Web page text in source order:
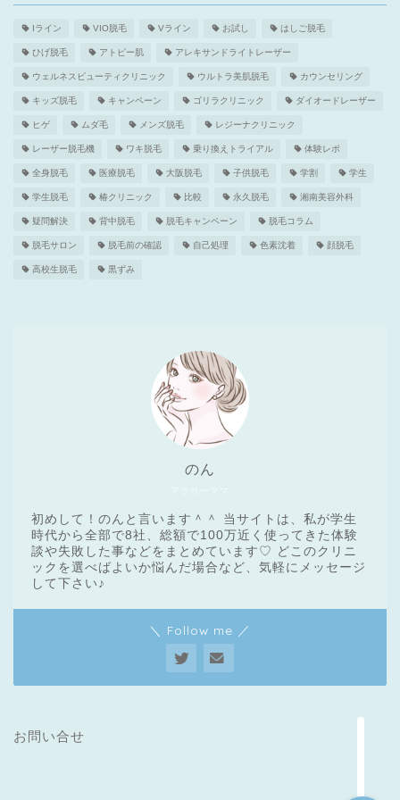
Iライン VIO脱毛 Vライン お試し はしご脱毛
ひげ脱毛 アトピー肌 アレキサンドライトレーザー
ウェルネスビューティクリニック ウルトラ美肌脱毛 カウンセリング
キッズ脱毛 キャンペーン ゴリラクリニック ダイオードレーザー
ヒゲ ムダ毛 メンズ脱毛 レジーナクリニック
レーザー脱毛機 ワキ脱毛 乗り換えトライアル 体験レポ
全身脱毛 医療脱毛 大阪脱毛 子供脱毛 学割 学生
学生脱毛 椿クリニック 比較 永久脱毛 湘南美容外科
疑問解決 背中脱毛 脱毛キャンペーン 脱毛コラム
脱毛サロン 脱毛前の確認 自己処理 色素沈着 顔脱毛
高校生脱毛 黒ずみ
のん
初めして！のんと言います＾＾ 当サイトは、私が学生
時代から全部で8社、総額で100万近く使ってきた体験
談や失敗した事などをまとめています♡ どこのクリニ
ックを選べばよいか悩んだ場合など、気軽にメッセージ
して下さい♪
＼ Follow me ／
お問い合せ
クリニック一覧
脱毛体験レポート